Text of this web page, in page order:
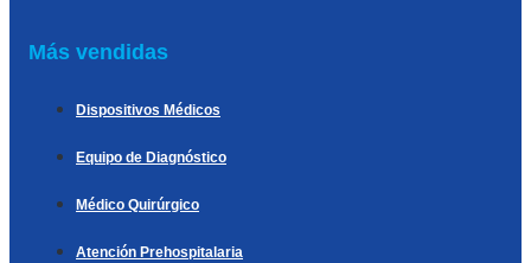
Más vendidas
Dispositivos Médicos
Equipo de Diagnóstico
Médico Quirúrgico
Atención Prehospitalaria